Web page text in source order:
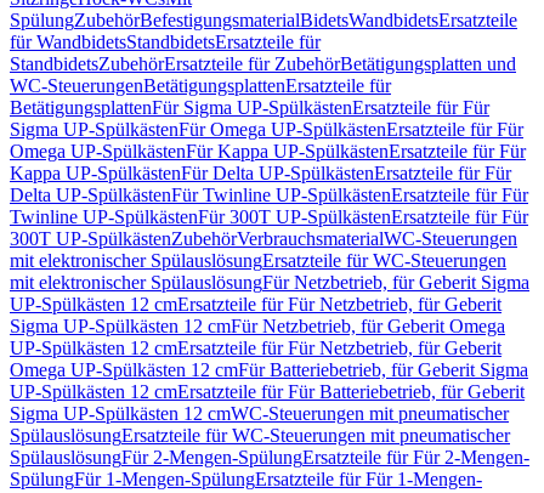
SpülungZubehörBefestigungsmaterialBidetsWandbidetsErsatzteile
für WandbidetsStandbidetsErsatzteile für
StandbidetsZubehörErsatzteile für ZubehörBetätigungsplatten und
WC-SteuerungenBetätigungsplattenErsatzteile für
BetätigungsplattenFür Sigma UP-SpülkästenErsatzteile für Für
Sigma UP-SpülkästenFür Omega UP-SpülkästenErsatzteile für Für
Omega UP-SpülkästenFür Kappa UP-SpülkästenErsatzteile für Für
Kappa UP-SpülkästenFür Delta UP-SpülkästenErsatzteile für Für
Delta UP-SpülkästenFür Twinline UP-SpülkästenErsatzteile für Für
Twinline UP-SpülkästenFür 300T UP-SpülkästenErsatzteile für Für
300T UP-SpülkästenZubehörVerbrauchsmaterialWC-Steuerungen
mit elektronischer SpülauslösungErsatzteile für WC-Steuerungen
mit elektronischer SpülauslösungFür Netzbetrieb, für Geberit Sigma
UP-Spülkästen 12 cmErsatzteile für Für Netzbetrieb, für Geberit
Sigma UP-Spülkästen 12 cmFür Netzbetrieb, für Geberit Omega
UP-Spülkästen 12 cmErsatzteile für Für Netzbetrieb, für Geberit
Omega UP-Spülkästen 12 cmFür Batteriebetrieb, für Geberit Sigma
UP-Spülkästen 12 cmErsatzteile für Für Batteriebetrieb, für Geberit
Sigma UP-Spülkästen 12 cmWC-Steuerungen mit pneumatischer
SpülauslösungErsatzteile für WC-Steuerungen mit pneumatischer
SpülauslösungFür 2-Mengen-SpülungErsatzteile für Für 2-Mengen-
SpülungFür 1-Mengen-SpülungErsatzteile für Für 1-Mengen-